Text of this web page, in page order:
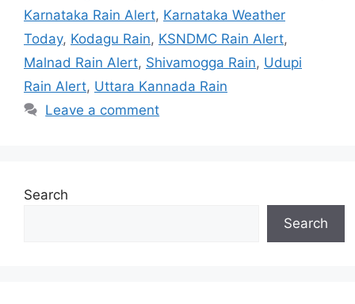
Karnataka Rain Alert, Karnataka Weather
Today, Kodagu Rain, KSNDMC Rain Alert,
Malnad Rain Alert, Shivamogga Rain, Udupi
Rain Alert, Uttara Kannada Rain
Leave a comment
Search
Search